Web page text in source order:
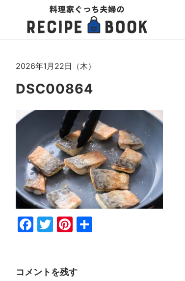
2026年1月22日（木）
DSC00864
Fac
Twi
Pin
コメントを残す